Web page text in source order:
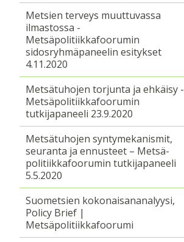
Metsien terveys muuttuvassa
ilmastossa -
Metsäpolitiikkafoorumin
sidosryhmäpaneelin esitykset
4.11.2020
Metsätuhojen torjunta ja ehkäisy -
Metsä­politiikka­foorumin
tutkijapaneeli 23.9.2020
Metsätuhojen syntymekanismit,
seuranta ja ennusteet – Metsä­
politiikka­foorumin tutkijapaneeli
5.5.2020
Suometsien kokonaisananalyysi,
Policy Brief |
Metsäpolitiikkafoorumi